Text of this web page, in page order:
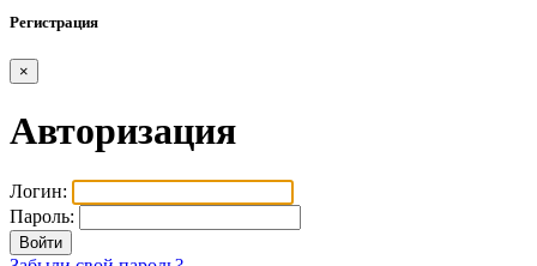
Регистрация
×
Авторизация
Логин:
Пароль: